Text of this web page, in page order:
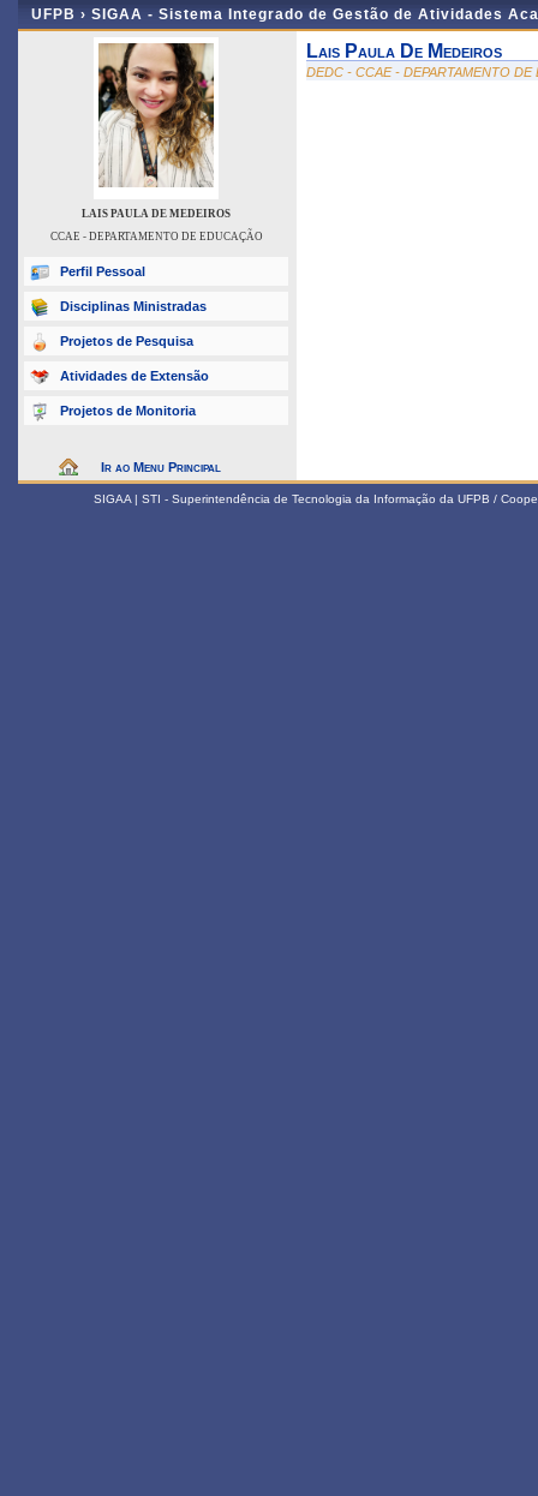
UFPB › SIGAA - Sistema Integrado de Gestão de Atividades
LAIS PAULA DE MEDEIROS
CCAE - DEPARTAMENTO DE EDUCAÇÃO
Perfil Pessoal
Disciplinas Ministradas
Projetos de Pesquisa
Atividades de Extensão
Projetos de Monitoria
Ir ao Menu Principal
Lais Paula De Medeiros
DEDC - CCAE - DEPARTAMENTO DE
SIGAA | STI - Superintendência de Tecnologia da Informação da UFPB /